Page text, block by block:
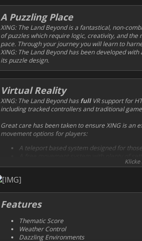
Do we choose our own destiny, or is it chosen
A Puzzling Place
XING: The Land Beyond is a fantastical, non-
of puzzles which require logic, creativity, and
pace. Through your journey you will learn to
XING: The Land Beyond has been developed
its puzzle design.
Virtual Reality
XING: The Land Beyond hasfullVR support for
including tracked controllers and traditional
Great care has been taken to ensure XING is
movement options for players:
A teleport based system designed for
Klicke
Features
Thematic Score
Weather Control
Dazzling Environments